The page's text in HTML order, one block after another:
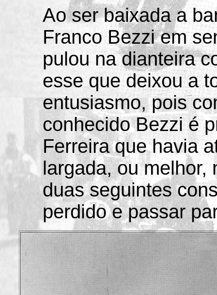
Ao ser baixada a
Franco Bezzi em
pulou na dianteira
esse que deixou a
entusiasmo, pois
conhecido Bezzi é
Ferreira que havia
largada, ou melhor,
duas seguintes
perdido e passar